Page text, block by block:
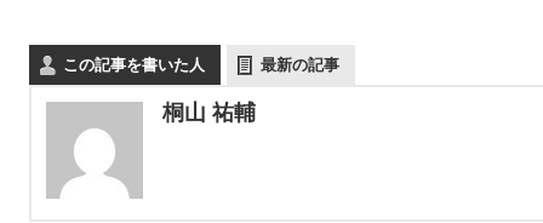
この記事を書いた人 最新の記事
桐山 祐輔